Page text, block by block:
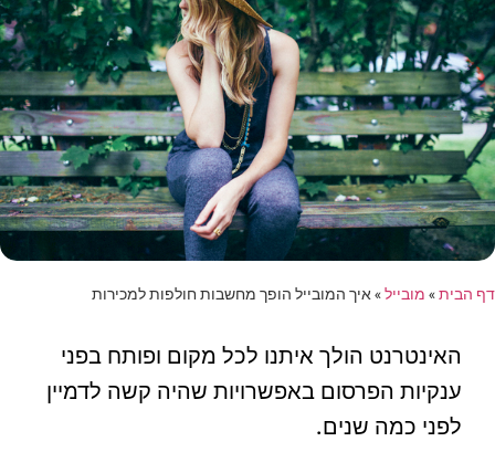
דף הבית» מובייל»איך המובייל הופך מחשבות חולפות למכירות
האינטרנט הולך איתנו לכל מקום ופותח בפני
ענקיות הפרסום באפשרויות שהיה קשה לדמיין
לפני כמה שנים.